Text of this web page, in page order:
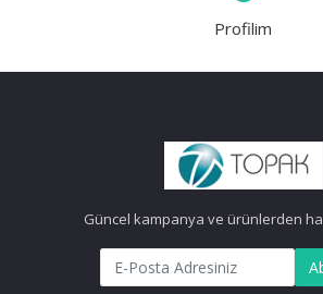
Profilim
Güncel kampanya ve ürünlerden